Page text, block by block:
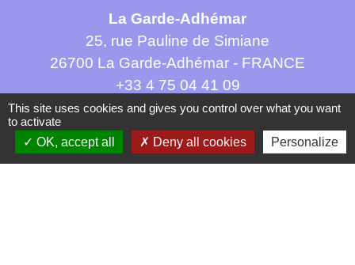
La Garde-Adhémar
25, rue Pauline de Simiane
26700 La Garde-Adhémar - FRANCE
+33 4 75 04 41 09
Contact par formulaire
This site uses cookies and gives you control over what you want
to activate
OK, accept all
Deny all cookies Personalize